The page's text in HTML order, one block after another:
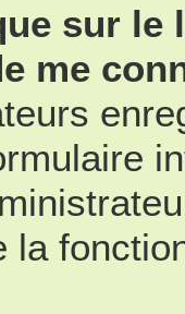
sur le
me
la